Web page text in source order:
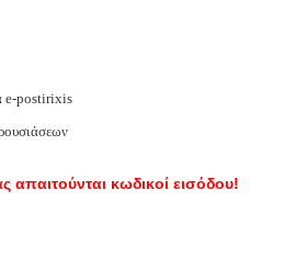
e-postirixis
κωδικοί εισόδου!